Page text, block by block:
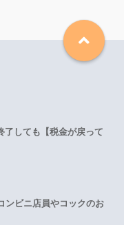
了しても【税金が戻って
ンビニ店員やコックのお